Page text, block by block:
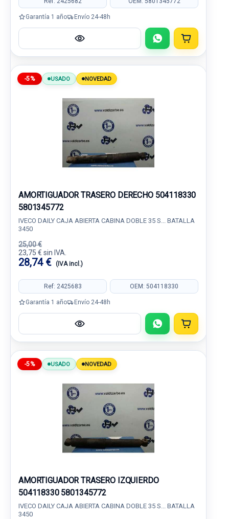
Garantía 1 año Envío 24-48h
-5% USADO NOVEDAD
AMORTIGUADOR TRASERO DERECHO 504118330
5801345772
IVECO DAILY CAJA ABIERTA CABINA DOBLE 35 S... BATALLA
3450
25,00 €
23,75 € sin IVA.
28,74 € (IVA incl.)
Ref: 2425683 OEM: 504118330
Garantía 1 año Envío 24-48h
-5% USADO NOVEDAD
AMORTIGUADOR TRASERO IZQUIERDO
504118330 5801345772
IVECO DAILY CAJA ABIERTA CABINA DOBLE 35 S... BATALLA
3450